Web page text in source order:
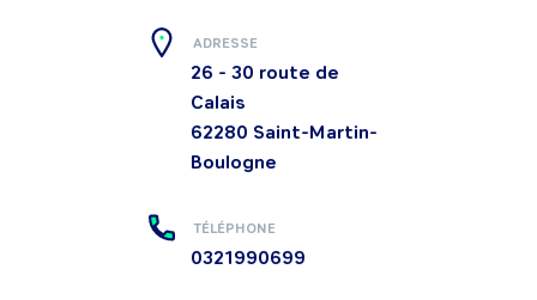
ADRESSE
26 - 30 route de
Calais
62280 Saint-Martin-
Boulogne
TÉLÉPHONE
0321990699